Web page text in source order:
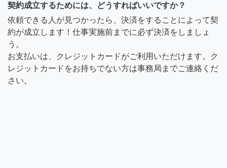
契約成立するためには、どうすればいいですか？
依頼できる人が見つかったら、決済をすることによって契
約が成立します！仕事実施前までに必ず決済をしましょ
う。
お支払いは、クレジットカードがご利用いただけます。ク
レジットカードをお持ちでない方は事務局までご連絡くだ
さい。